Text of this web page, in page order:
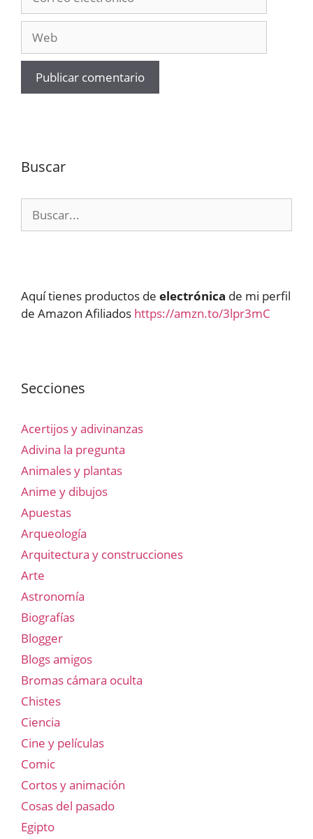
electrónico
Buscar
Aquí tienes productos de electrónica de mi perfil
de Amazon Afiliados https://amzn.to/3lpr3mC
Secciones
Acertijos y adivinanzas
Adivina la pregunta
Animales y plantas
Anime y dibujos
Apuestas
Arqueología
Arquitectura y construcciones
Arte
Astronomía
Biografías
Blogger
Blogs amigos
Bromas cámara oculta
Chistes
Ciencia
Cine y películas
Comic
Cortos y animación
Cosas del pasado
Egipto